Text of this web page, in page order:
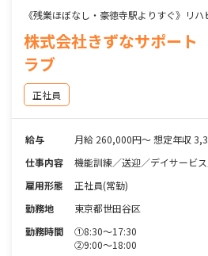
《残業ほぼなし・豪徳寺駅よりすぐ》リ
株式会社きずなサポー
ラブ
正社員
給与
月給 260,000円～ 想定年収
仕事内容
機能訓練／送迎／デイサービ
雇用形態
正社員(常勤)
勤務地
東京都世田谷区
勤務時間
①8:30～17:30
②9:00～18:00